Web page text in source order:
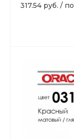
317.54 руб. /